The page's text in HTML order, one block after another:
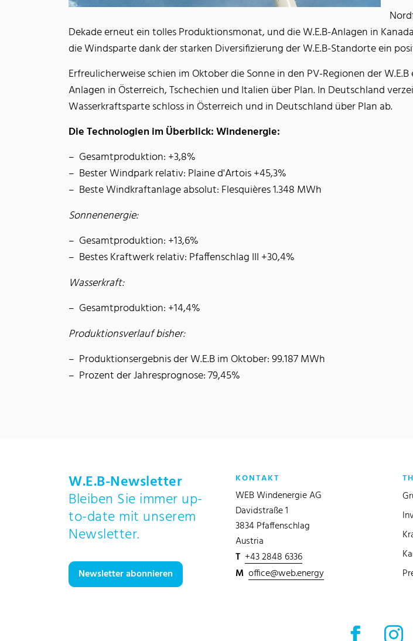
Dekade erneut ein tolles Produktionsmonat, und die W.E.B-Anlagen in
die Windsparte dank der starken Diversifizierung der W.E.B-Standorte ein
Erfreulicherweise schien im Oktober die Sonne in den PV-Regionen der
Anlagen in Österreich, Tschechien und Italien über Plan. In Deutschland
Wasserkraftsparte schloss in Österreich und in Deutschland über Plan ab.
Die Technologien im Überblick: Windenergie:
Gesamtproduktion: +3,8%
Bester Windpark relativ: Plaine d'Artois +45,3%
Beste Windkraftanlage absolut: Flesquières 1.348 MWh
Sonnenenergie:
Gesamtproduktion: +13,6%
Bestes Kraftwerk relativ: Pfaffenschlag III +30,4%
Wasserkraft:
Gesamtproduktion: +14,4%
Produktionsverlauf bisher:
Produktionsergebnis der W.E.B im Oktober: 99.187 MWh
Prozent der Jahresprognose: 79,45%
W.E.B-Newsletter
Bleiben Sie immer up-
to-date mit unserem
Newsletter.
Newsletter abonnieren
KONTAKT
WEB Windenergie AG
Davidstraße 1
3834 Pfaffenschlag
Austria
T +43 2848 6336
M office@web.energy
Facebook